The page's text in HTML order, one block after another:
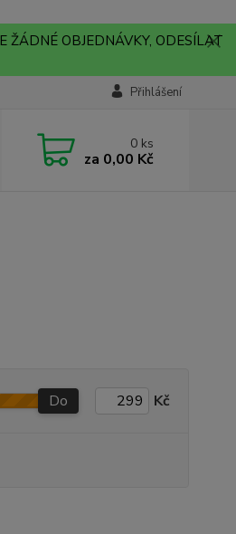
ŽÁDNÉ OBJEDNÁVKY, ODESÍLAT
Přihlášení
0 ks
za 0,00 Kč
Do Kč